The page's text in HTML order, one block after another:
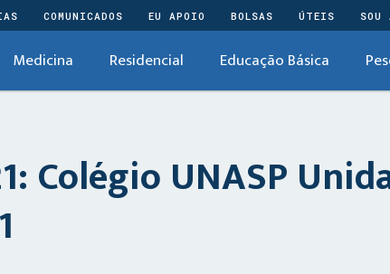
COMUNICADOS EU APOIO BOLSAS ÚTEIS SOU
Medicina Residencial Educação Básica
Colégio UNASP